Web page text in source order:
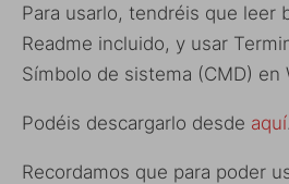
Para usarlo, tendréis que leer
Readme incluido, y usar
Símbolo de sistema (CMD) en
Podéis descargarlo desde aquí.
Recordamos que para poder